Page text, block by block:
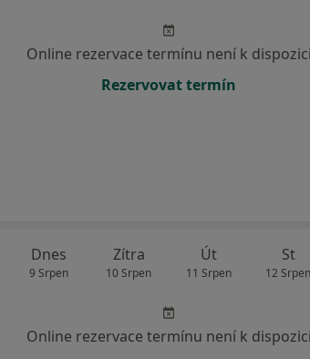
Online rezervace termínu není k dispozici
Rezervovat termín
Dnes
9 Srpen
Zítra
10 Srpen
Út
11 Srpen
St
12 Srpen
Online rezervace termínu není k dispozici